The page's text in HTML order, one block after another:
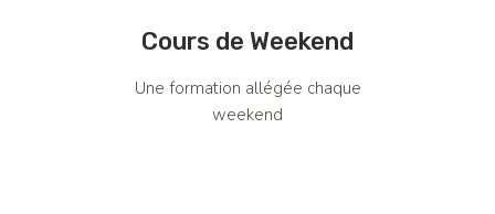
Cours de Weekend
Une formation allégée chaque
weekend